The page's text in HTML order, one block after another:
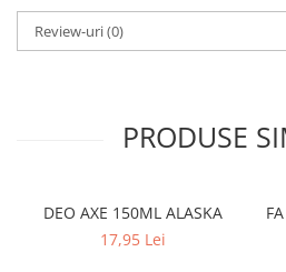
Review-uri(0)
PRODUSE
DEO AXE 150ML ALASKA
17,95 Lei